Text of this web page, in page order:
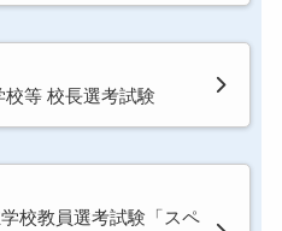
等 校長選考試験
校教員選考試験「スペ